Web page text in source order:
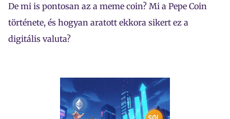
De mi is pontosan az a meme coin? Mi a Pepe Coin
története, és hogyan aratott ekkora sikert ez a
digitális valuta?